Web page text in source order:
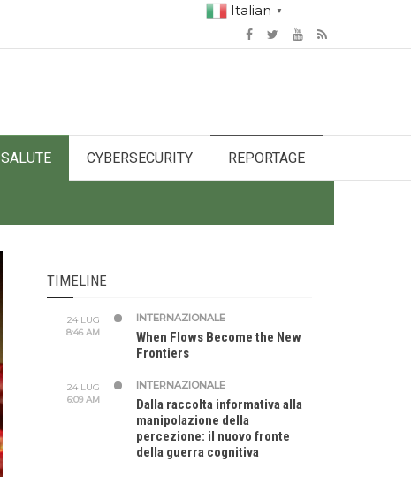
Italian ▼
SALUTE CYBERSECURITY REPORTAGE
TIMELINE
24 LUG
8:46 AM
INTERNAZIONALE
When Flows Become the New
Frontiers
24 LUG
6:09 AM
INTERNAZIONALE
Dalla raccolta informativa alla
manipolazione della
percezione: il nuovo fronte
della guerra cognitiva